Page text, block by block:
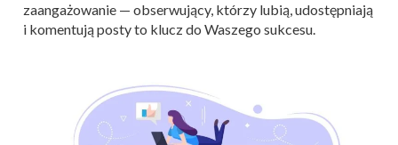
zaangażowanie — obserwujący, którzy lubią, udostępniają
i komentują posty to klucz do Waszego sukcesu.